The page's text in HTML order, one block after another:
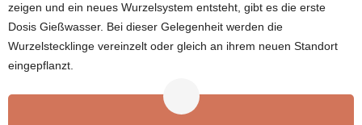
zeigen und ein neues Wurzelsystem entsteht, gibt es die erste
Dosis Gießwasser. Bei dieser Gelegenheit werden die
Wurzelstecklinge vereinzelt oder gleich an ihrem neuen Standort
eingepflanzt.